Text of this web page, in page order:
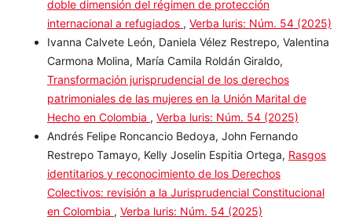
colombiano,Verba luris: Núm. 54 (2025)
Yamid Enrique Cotrina Gulfo, Mateo Andrés Obredor
Jiménez,El derecho a solicitar y a disfrutar del asilo: la
doble dimensión del régimen de protección
internacional a refugiados,Verba luris: Núm. 54
(2025)
Ivanna Calvete León, Daniela Vélez Restrepo, Valentina
Carmona Molina, María Camila Roldán Giraldo,
Transformación jurisprudencial de los derechos
patrimoniales de las mujeres en la Unión Marital de
Hecho en Colombia,Verba luris: Núm. 54 (2025)
Andrés Felipe Roncancio Bedoya, John Fernando